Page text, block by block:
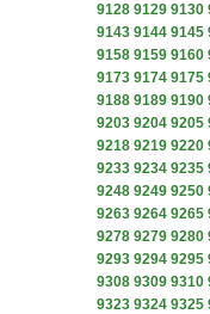
9128 9129 9130
9143 9144 9145
9158 9159 9160
9173 9174 9175
9188 9189 9190
9203 9204 9205
9218 9219 9220
9233 9234 9235
9248 9249 9250
9263 9264 9265
9278 9279 9280
9293 9294 9295
9308 9309 9310
9323 9324 9325